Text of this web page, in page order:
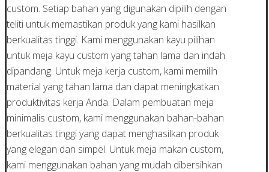
custom. Setiap bahan yang digunakan dipilih dengan
teliti untuk memastikan produk yang kami hasilkan
berkualitas tinggi. Kami menggunakan kayu pilihan
untuk meja kayu custom yang tahan lama dan indah
dipandang. Untuk meja kerja custom, kami memilih
material yang tahan lama dan dapat meningkatkan
produktivitas kerja Anda. Dalam pembuatan meja
minimalis custom, kami menggunakan bahan-bahan
berkualitas tinggi yang dapat menghasilkan produk
yang elegan dan simpel. Untuk meja makan custom,
kami menggunakan bahan yang mudah dibersihkan